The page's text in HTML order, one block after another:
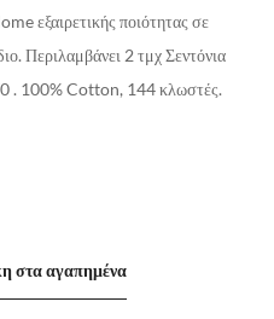
εξαιρετικής ποιότητας σε
Περιλαμβάνει 2 τμχ Σεντόνια
. 100% Cotton, 144 κλωστές.
στα αγαπημένα